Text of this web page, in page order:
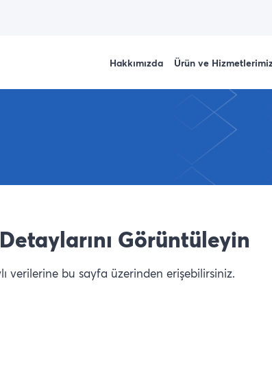
Hakkımızda Ürün ve
Görüntüleyin
verilerine bu sayfa üzerinden erişebilirsiniz.